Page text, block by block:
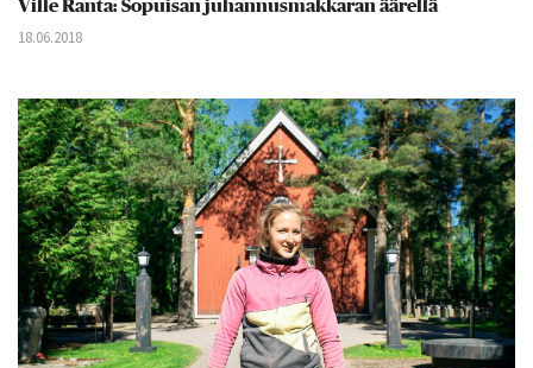
Ville Ranta: Sopuisan juhannusmakkaran äärellä
18.06.2018